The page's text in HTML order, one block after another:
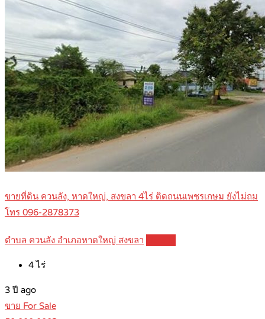
ขายที่ดิน ควนลัง, หาดใหญ่, สงขลา 4ไร่ ติดถนนเพชรเกษม ยังไม่ถม
โทร 096-2878373
ตำบล ควนลัง อำเภอหาดใหญ่ สงขลา
4ไร่
3 ปี ago
ขาย For Sale